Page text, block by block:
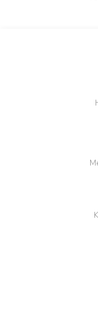
Ürün resmi
Ürün
Ürün bilgilerinde
Ürün fiyatı diğer